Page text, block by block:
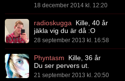
18 december 2014 kl. 12:20
radioskugga
Kille, 40 år
jäkla vig du är då :O
28 september 2013 kl. 16:58
Phyntasm
Kille, 36 år
Du ser pervers ut.
21 september 2013 kl. 20:50